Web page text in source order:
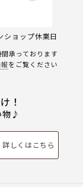
ショップ休業日
承っております
をご覧ください
！
物♪
詳しくはこちら